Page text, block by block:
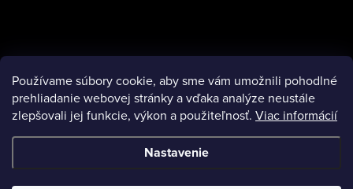
Používame súbory cookie, aby sme vám umožnili pohodlné
prehliadanie webovej stránky a vďaka analýze neustále
zlepšovali jej funkcie, výkon a použiteľnosť. Viac informácií
Nastavenie